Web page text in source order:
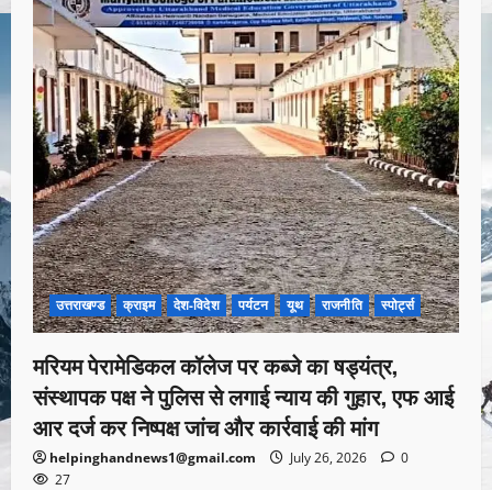
उत्तराखण्ड क्राइम देश-विदेश पर्यटन यूथ राजनीति स्पोर्ट्स
मरियम पेरामेडिकल कॉलेज पर कब्जे का षड्यंत्र,
संस्थापक पक्ष ने पुलिस से लगाई न्याय की गुहार, एफ आई
आर दर्ज कर निष्पक्ष जांच और कार्रवाई की मांग
helpinghandnews1@gmail.com July 26, 2026
0
27